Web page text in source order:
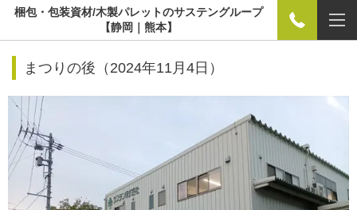
梱包・包装資材/木製パレットのサステングループ
【静岡｜熊本】
まつりの後（ 2024年11月4日）